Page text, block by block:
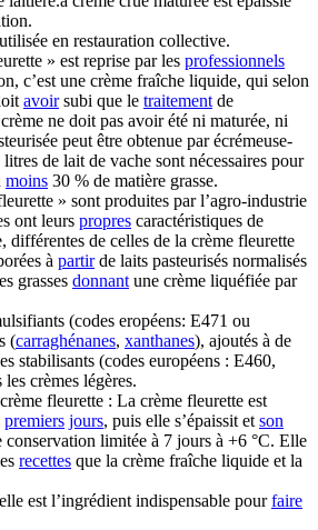
utilisée en restauration collective.
» est reprise par les professionnels
c’est une crème fraîche liquide, qui selon
avoirsubi que le traitement de
ne doit pas avoir été ni maturée, ni
peut être obtenue par écrémeuse-
de lait de vache sont nécessaires pour
moins 30 % de matière grasse.
» sont produites par l’agro-industrie
ont leurs propres caractéristiques de
différentes de celles de la crème fleurette
à partirde laits pasteurisés normalisés
grasses donnant une crème liquéfiée par
(codes eropéens: E471 ou
(carraghénanes, xanthanes), ajoutés à de
stabilisants (codes européens : E460,
crèmes légères.
fleurette : La crème fleurette est
premiers jours, puis elle s’épaissit et son
conservation limitée à 7 jours à +6 °C. Elle
recettes que la crème fraîche liquide et la
est l’ingrédient indispensable pourfaire